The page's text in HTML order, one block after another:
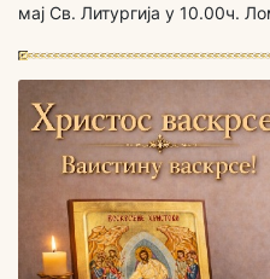
мај Св. Литургија у 10.00ч.